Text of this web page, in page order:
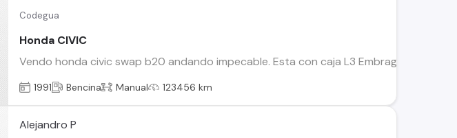
Codegua
Honda CIVIC
Vendo honda civic swap b20 andando impecable. Esta con caja L3 Embrague
1991 Bencina Manual 123456 km
Alejandro P